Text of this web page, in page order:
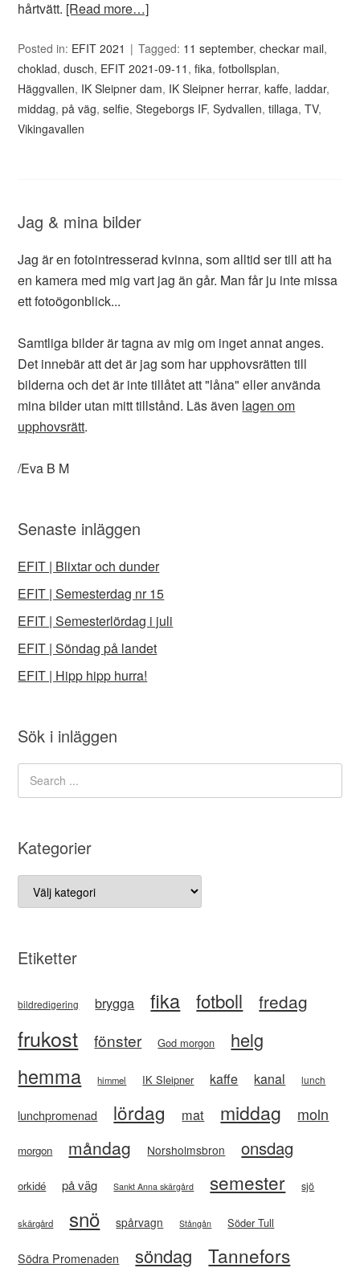
hårtvätt. [Read more…]
Posted in: EFIT 2021 Tagged: 11 september,checkar mail,
choklad,dusch, EFIT 2021-09-11 ,fika,fotbollsplan,
Häggvallen, IK Sleipner dam, IK Sleipner herrar,kaffe, laddar,
middag,på väg,selfie,Stegeborgs IF,Sydvallen,tillaga,TV,
Vikingavallen
Jag & mina bilder
Jag är en fotointresserad kvinna, som alltid ser till att ha
en kamera med mig vart jag än går. Man får ju inte missa
ett fotoögonblick...
Samtliga bilder är tagna av mig om inget annat anges.
Det innebär att det är jag som har upphovsrätten till
bilderna och det är inte tillåtet att "låna" eller använda
mina bilder utan mitt tillstånd. Läs även lagen om
upphovsrätt.
/Eva B M
Senaste inläggen
EFIT | Blixtar och dunder
EFIT | Semesterdag nr 15
EFIT | Semesterlördag i juli
EFIT | Söndag på landet
EFIT | Hipp hipp hurra!
Sök i inläggen
Kategorier
Kategorier
Etiketter
bildredigering brygga fika fotboll fredag
frukost fönster God morgon helg
hemma himmel IK Sleipner kaffe kanal lunch
lunchpromenad lördag mat middag moln
morgon måndag Norsholmsbron onsdag
orkidé på väg Sankt Anna skärgård semester sjö
skärgård snö spårvagn Stångån Söder Tull
Södra Promenaden söndag Tannefors